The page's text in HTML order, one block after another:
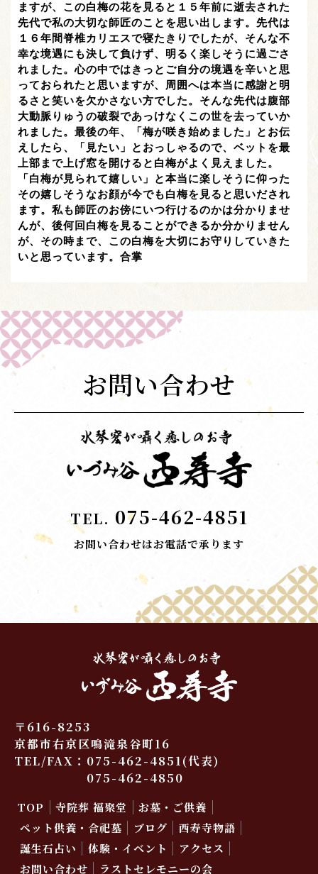
ますが、この白梅の花を見ると１５年前に逝去された
先代で私の大切な師匠のことを思い出します。先代は
１６年間脊椎カリエスで寝たきりでしたが、そんな不
幸な境遇にも決して負けず、明るく楽しそうに過ごさ
れました。心の中ではきっとご自分の境遇を辛いと思
っておられたと思いますが、周囲へは本当に感謝と明
るさと笑いを欠かさない方でした。そんな先代は腹部
大動脈りゅうの破裂であっけなくこの世を去っていか
れました。最後の年、「梅が咲き始めました」とお伝
えしたら、「見たい」とおっしゃるので、ベットを最
上部まで上げ窓を開けると白梅がよく見えました。
「白梅が見られて嬉しい」と本当に楽しそうに仰った
その嬉しそうなお顔が今でも白梅を見ると思いだされ
ます。私も師匠のお傍にいつ行けるのかは分かりませ
んが、後何回白梅を見ることができるか分かりません
が、その時まで、この白梅を大切にお守りしていきた
いと思っています。合掌
お問い合わせ
TEL. 075-462-4851
お問い合わせはお電話で承ります
〒616-8253
京都市右京区鳴滝泉谷町16
TEL/FAX： 075-462-4851(代表)
075-462-4850
TOP 寺院葬 福聚堂
お墓・ご供養
ペット供養・合祀墓
ブログ
西寿寺物語
誕生石占い
体験・イベント
アクセス
お問い合わせ
ラストセレモニーの会